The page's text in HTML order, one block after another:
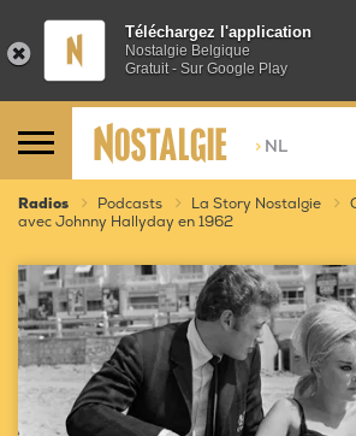
Téléchargez l'application
Nostalgie Belgique
Gratuit - Sur Google Play
> NL
Radios Podcasts La Story Nostalgie
avec Johnny Hallyday en 1962